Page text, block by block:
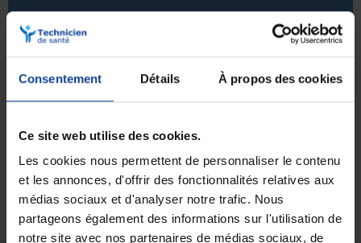
Consentement Détails À propos des cookies
Ce site web utilise des cookies.
Les cookies nous permettent de personnaliser le contenu
et les annonces, d'offrir des fonctionnalités relatives aux
médias sociaux et d'analyser notre trafic. Nous
partageons également des informations sur l'utilisation de
notre site avec nos partenaires de médias sociaux, de
Téléphone portable
Téléphone senior
: Découvrez notre sélection de
, adaptés aux
d'audition. Faciles d'utilisation et dotés de grandes
touches, cestéléphones pour seniors
solution pratique et sécurisée pour rester en contact
avec ses proches. Avec notre large choix de modèles,
vous trouverez letéléphone portable seniorqui
correspondra à vos besoins spécifiques.
Aucun produit pour le moment.